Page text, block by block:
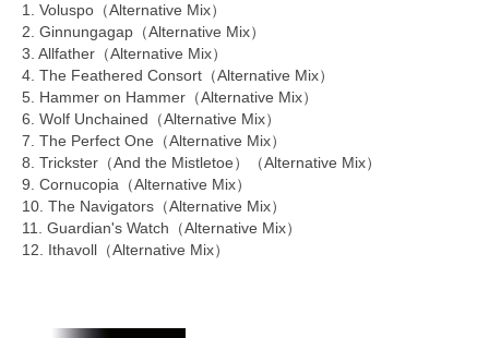
1. Voluspo（Alternative Mix）
2. Ginnungagap（Alternative Mix）
3. Allfather（Alternative Mix）
4. The Feathered Consort（Alternative Mix）
5. Hammer on Hammer（Alternative Mix）
6. Wolf Unchained（Alternative Mix）
7. The Perfect One（Alternative Mix）
8. Trickster（And the Mistletoe）（Alternative Mix）
9. Cornucopia（Alternative Mix）
10. The Navigators（Alternative Mix）
11. Guardian's Watch（Alternative Mix）
12. Ithavoll（Alternative Mix）